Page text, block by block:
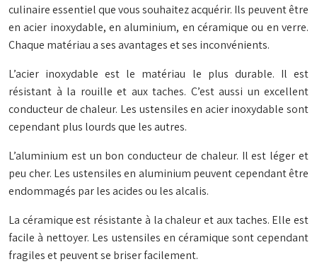
culinaire essentiel que vous souhaitez acquérir. Ils peuvent être
en acier inoxydable, en aluminium, en céramique ou en verre.
Chaque matériau a ses avantages et ses inconvénients.
L’acier inoxydable est le matériau le plus durable. Il est
résistant à la rouille et aux taches. C’est aussi un excellent
conducteur de chaleur. Les ustensiles en acier inoxydable sont
cependant plus lourds que les autres.
L’aluminium est un bon conducteur de chaleur. Il est léger et
peu cher. Les ustensiles en aluminium peuvent cependant être
endommagés par les acides ou les alcalis.
La céramique est résistante à la chaleur et aux taches. Elle est
facile à nettoyer. Les ustensiles en céramique sont cependant
fragiles et peuvent se briser facilement.